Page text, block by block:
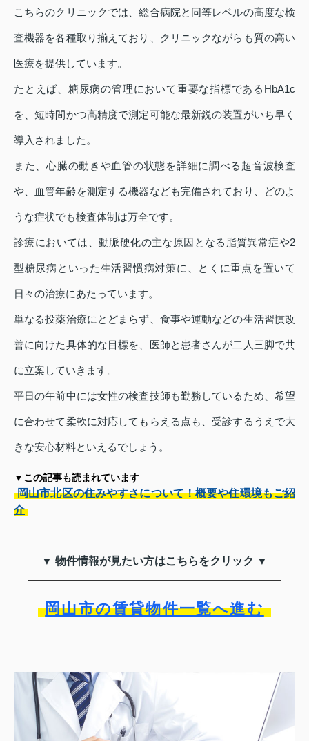
こちらのクリニックでは、総合病院と同等レベルの高度な検
査機器を各種取り揃えており、クリニックながらも質の高い
医療を提供しています。
たとえば、糖尿病の管理において重要な指標であるHbA1c
を、短時間かつ高精度で測定可能な最新鋭の装置がいち早く
導入されました。
また、心臓の動きや血管の状態を詳細に調べる超音波検査
や、血管年齢を測定する機器なども完備されており、どのよ
うな症状でも検査体制は万全です。
診療においては、動脈硬化の主な原因となる脂質異常症や2
型糖尿病といった生活習慣病対策に、とくに重点を置いて
日々の治療にあたっています。
単なる投薬治療にとどまらず、食事や運動などの生活習慣改
善に向けた具体的な目標を、医師と患者さんが二人三脚で共
に立案していきます。
平日の午前中には女性の検査技師も勤務しているため、希望
に合わせて柔軟に対応してもらえる点も、受診するうえで大
きな安心材料といえるでしょう。
▼この記事も読まれています
岡山市北区の住みやすさについて！概要や住環境もご紹
介
▼ 物件情報が見たい方はこちらをクリック ▼
岡山市の賃貸物件一覧へ進む